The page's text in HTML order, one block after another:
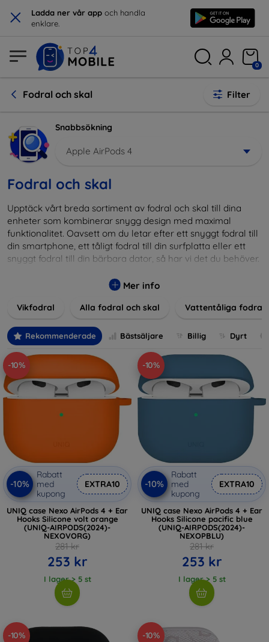
× Ladda ner vår app och handla
enklare.
0
Fodral och skal Filter
Snabbsökning
Apple AirPods 4
Fodral och skal
Upptäck vårt breda sortiment av fodral och skal till dina
enheter som kombinerar snygg design med maximal
funktionalitet. Oavsett om du letar efter ett snyggt fodral till
din smartphone, ett tåligt fodral till din surfplatta eller ett
snyggt fodral till din bärbara dator, så har vi det du behöver.
stötar, samtidigt som de tar hänsyn till användarnas
att hitta rätt tillbehör till din enhet. Våra fodral och skal är
inte bara praktiska utan också moderiktiga, vilket gör dem
till en integrerad del av din vardagsoutfit. För teknikälskare
eller de som bara vill skydda sin investering, vi finns här för
dig.
Mer info
Vikfodral Alla fodral och skal Vattentåliga fodral
Rekommenderade Bästsäljare Billig Dyrt
-10%
-10%
Rabatt
med
kupong
EXTRA10
UNIQ case Nexo AirPods 4 + Ear
Hooks Silicone volt orange
(UNIQ-AIRPODS(2024)-
NEXOVORG)
281 kr
253 kr
I lager > 5 st
-10%
-10%
Rabatt
med
kupong
EXTRA10
UNIQ case Nexo AirPods 4 + Ear
Hooks Silicone pacific blue
(UNIQ-AIRPODS(2024)-
NEXOPBLU)
281 kr
253 kr
I lager > 5 st
-10% -10%